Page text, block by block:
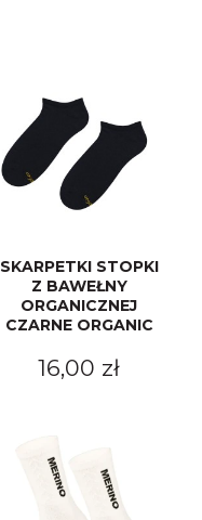
SKARPETKI STOPKI
Z BAWEŁNY
ORGANICZNEJ
CZARNE ORGANIC
16,00 zł